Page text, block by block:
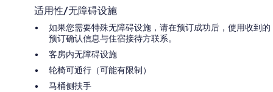
适用性/无障碍设施
如果您需要特殊无障碍设施，请在预订成功后，使用收到的
预订确认信息与住宿接待方联系。
客房内无障碍设施
轮椅可通行（可能有限制）
马桶侧扶手